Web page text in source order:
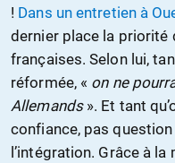
! Dans un entretien à
dernier place la priorité
françaises. Selon lui,
réformée, « on ne
Allemands». Et tant
confiance, pas
l’intégration. Grâce à